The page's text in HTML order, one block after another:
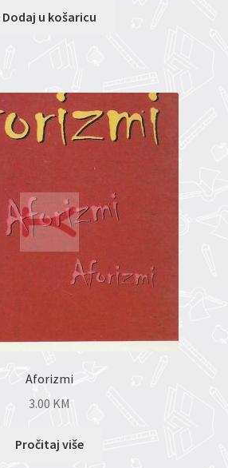
Dodaj u košaricu
Aforizmi
3.00 KM
Pročitaj više